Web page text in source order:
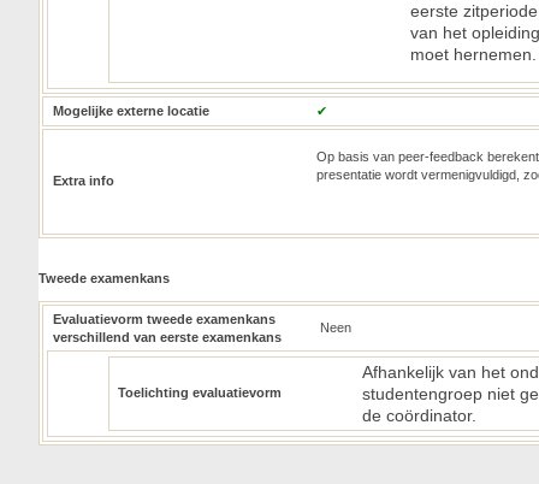
eerste
van het
moet
Mogelijke externe locatie ✔
Extra info
Op basis van peer-feedback
presentatie wordt vermenigvuldigd,
Tweede examenkans
Evaluatievorm tweede examenkans
verschillend van eerste examenkans
Neen
Toelichting evaluatievorm
Afhankelijk van het
studentengroep niet
de coördinator.